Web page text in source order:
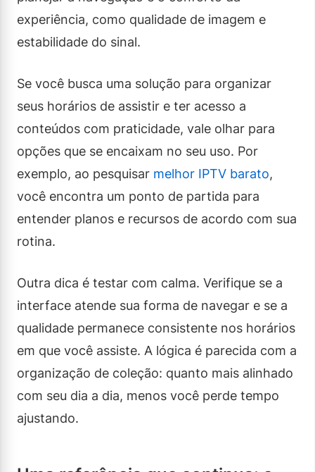
experiência, como qualidade de imagem e
estabilidade do sinal.
Se você busca uma solução para organizar
seus horários de assistir e ter acesso a
conteúdos com praticidade, vale olhar para
opções que se encaixam no seu uso. Por
exemplo, ao pesquisar melhor IPTV barato,
você encontra um ponto de partida para
entender planos e recursos de acordo com sua
rotina.
Outra dica é testar com calma. Verifique se a
interface atende sua forma de navegar e se a
qualidade permanece consistente nos horários
em que você assiste. A lógica é parecida com a
organização de coleção: quanto mais alinhado
com seu dia a dia, menos você perde tempo
ajustando.